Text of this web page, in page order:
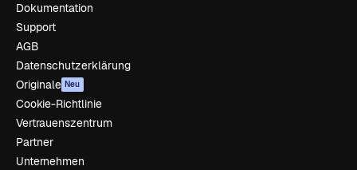
Dokumentation
Support
AGB
Datenschutzerklärung
Originale Neu
Cookie-Richtlinie
Vertrauenszentrum
Partner
Unternehmen